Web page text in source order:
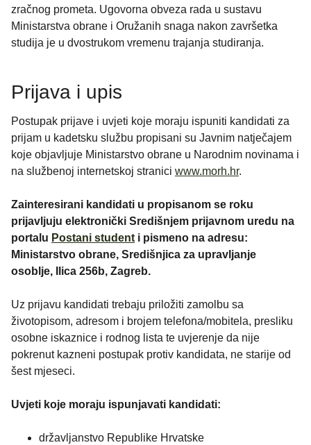
zračnog prometa. Ugovorna obveza rada u sustavu
Ministarstva obrane i Oružanih snaga nakon završetka
studija je u dvostrukom vremenu trajanja studiranja.
Prijava i upis
Postupak prijave i uvjeti koje moraju ispuniti kandidati za
prijam u kadetsku službu propisani su Javnim natječajem
koje objavljuje Ministarstvo obrane u Narodnim novinama i
na službenoj internetskoj stranici www.morh.hr.
Zainteresirani kandidati u propisanom se roku
prijavljuju elektronički Središnjem prijavnom uredu na
portalu Postani studenti pismeno na adresu:
Ministarstvo obrane, Središnjica za upravljanje
osoblje, Ilica 256b, Zagreb.
Uz prijavu kandidati trebaju priložiti zamolbu sa
životopisom, adresom i brojem telefona/mobitela, presliku
osobne iskaznice i rodnog lista te uvjerenje da nije
pokrenut kazneni postupak protiv kandidata, ne starije od
šest mjeseci.
Uvjeti koje moraju ispunjavati kandidati:
državljanstvo Republike Hrvatske